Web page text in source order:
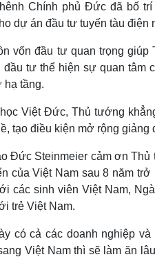
Chính phủ Đức đã bố
dự án đầu tư tuyến tàu điện
vốn đầu tư quan trọng
tư thể hiện sự quan
hạ tầng.
Việt Đức, Thủ tướng
tạo điều kiện mở rộng
Đức Steinmeier cảm ơn
của Việt Nam sau 8 năm
các sinh viên Việt Nam,
trẻ Việt Nam.
có cả các doanh nghiệp
Việt Nam thì sẽ làm ăn